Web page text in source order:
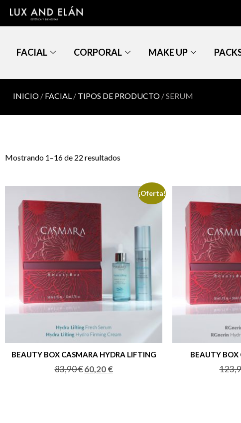
FACIAL CORPORAL MAKE UP
INICIO / FACIAL / TIPOS DE PRODUCTO / SERUM
Mostrando 1–16 de 22 resultados
¡Oferta!
BEAUTY BOX CASMARA HYDRA LIFTING
83,90€ 60,20€
BEAUTY BOX